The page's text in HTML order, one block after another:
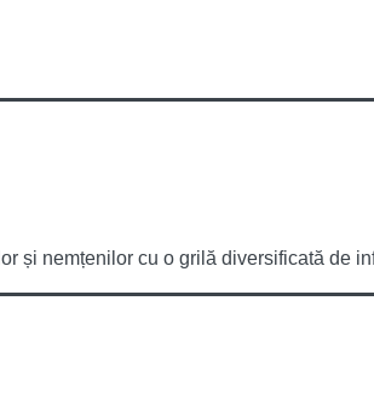
și nemțenilor cu o grilă diversificată de